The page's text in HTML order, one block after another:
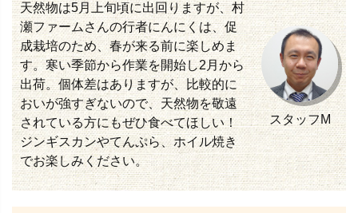
天然物は5月上旬頃に出回りますが、村
瀬ファームさんの行者にんにくは、促
成栽培のため、春が来る前に楽しめま
す。寒い季節から作業を開始し2月から
出荷。個体差はありますが、比較的に
おいが強すぎないので、天然物を敬遠
されている方にもぜひ食べてほしい！
ジンギスカンやてんぷら、ホイル焼き
でお楽しみください。
スタッフM